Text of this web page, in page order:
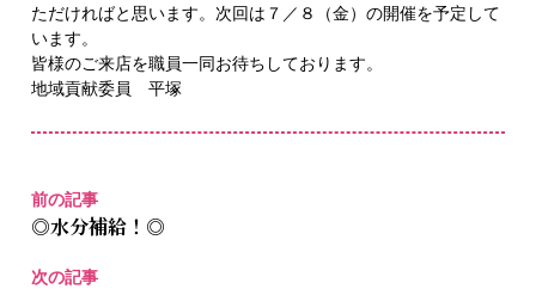
ただければと思います。次回は７／８（金）の開催を予定して
います。
皆様のご来店を職員一同お待ちしております。
地域貢献委員 平塚
前の記事
◎水分補給！◎
次の記事